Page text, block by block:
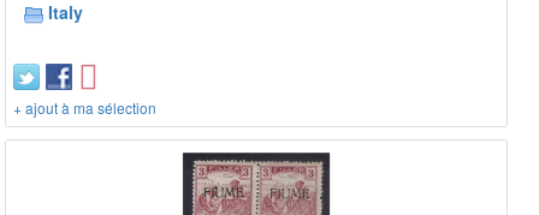
Italy
+ ajout à ma sélection